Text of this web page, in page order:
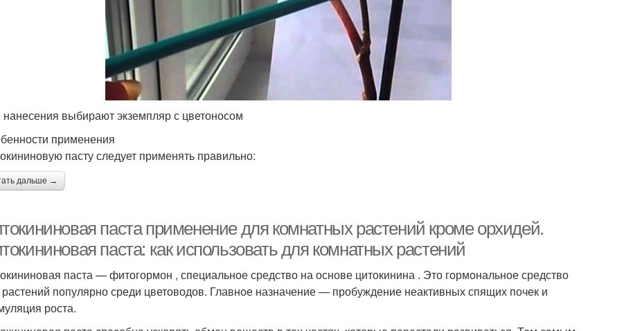
выбирают экземпляр с цветоносом
применения
пасту следует применять правильно:
дальше →
паста применение для комнатных растений кроме орхидей.
паста: как использовать для комнатных растений
паста — фитогормон , специальное средство на основе цитокинина . Это гормональное средство
популярно среди цветоводов. Главное назначение — пробуждение неактивных спящих почек и
роста.